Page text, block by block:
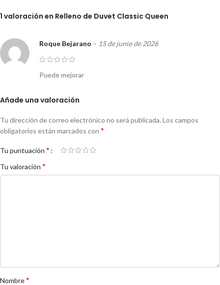
1 valoración en Relleno de Duvet Classic Queen
Roque Bejarano – 15 de junio de 2026
Puede mejorar
Añade una valoración
Tu dirección de correo electrónico no será publicada. Los campos
obligatorios están marcados con *
Tu puntuación *
Tu valoración *
Nombre*